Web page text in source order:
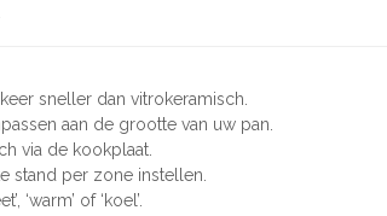
sneller dan vitrokeramisch.
aan de grootte van uw pan.
via de kookplaat.
stand per zone instellen.
‘warm’ of ‘koel’.